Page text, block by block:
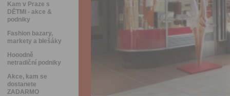
Kam v Praze s
DĚTMI - akce &
podniky
Fashion bazary,
markety a blešáky
Hooodně
netradiční podniky
Akce, kam se
dostanete
ZADARMO